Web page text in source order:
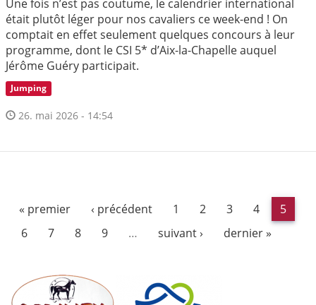
Une fois n’est pas coutume, le calendrier international
était plutôt léger pour nos cavaliers ce week-end ! On
comptait en effet seulement quelques concours à leur
programme, dont le CSI 5* d’Aix-la-Chapelle auquel
Jérôme Guéry participait.
Jumping
26. mai 2026 - 14:54
« premier ‹ précédent 1 2 3 4
5
6
7 8 9 … suivant › dernier »